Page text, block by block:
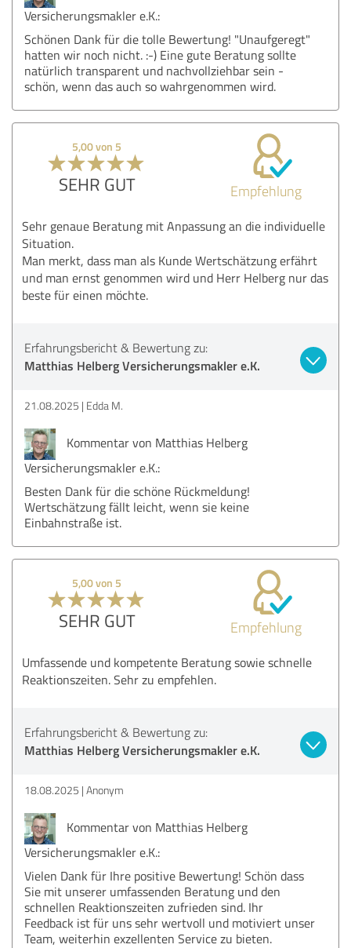
Versicherungsmakler e.K.:
Schönen Dank für die tolle Bewertung! "Unaufgeregt"
hatten wir noch nicht. :-) Eine gute Beratung sollte
natürlich transparent und nachvollziehbar sein -
schön, wenn das auch so wahrgenommen wird.
5,00 von 5
SEHR GUT Empfehlung
Sehr genaue Beratung mit Anpassung an die individuelle
Situation.
Man merkt, dass man als Kunde Wertschätzung erfährt
und man ernst genommen wird und Herr Helberg nur das
beste für einen möchte.
Erfahrungsbericht & Bewertung zu:
Matthias Helberg Versicherungsmakler e.K.
21.08.2025 Edda M.
Kommentar von Matthias Helberg
Versicherungsmakler e.K.:
Besten Dank für die schöne Rückmeldung!
Wertschätzung fällt leicht, wenn sie keine
Einbahnstraße ist.
5,00 von 5
SEHR GUT Empfehlung
Umfassende und kompetente Beratung sowie schnelle
Reaktionszeiten. Sehr zu empfehlen.
Erfahrungsbericht & Bewertung zu:
Matthias Helberg Versicherungsmakler e.K.
18.08.2025 Anonym
Kommentar von Matthias Helberg
Versicherungsmakler e.K.:
Vielen Dank für Ihre positive Bewertung! Schön dass
Sie mit unserer umfassenden Beratung und den
schnellen Reaktionszeiten zufrieden sind. Ihr
Feedback ist für uns sehr wertvoll und motiviert unser
Team, weiterhin exzellenten Service zu bieten.